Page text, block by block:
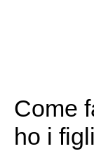
Come
ho i